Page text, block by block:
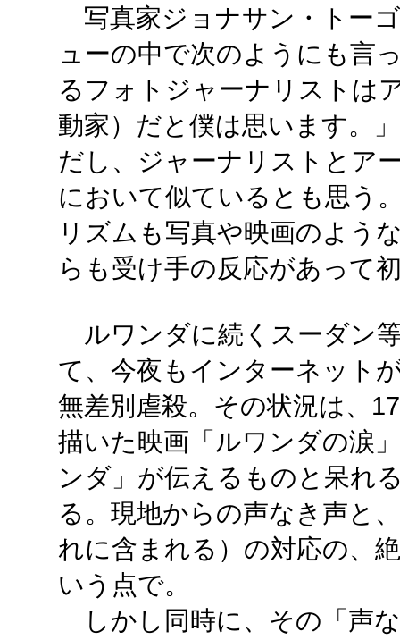
写真家ジョナサン・トー
ューの中で次のようにも言
るフォトジャーナリストは
動家）だと僕は思います。
だし、ジャーナリストとア
において似ているとも思う
リズムも写真や映画のよう
らも受け手の反応があって
ルワンダに続くスーダン
て、今夜もインターネット
無差別虐殺。その状況は、
描いた映画「ルワンダの涙
ンダ」が伝えるものと呆れ
る。現地からの声なき声と
れに含まれる）の対応の、
いう点で。
しかし同時に、その「声